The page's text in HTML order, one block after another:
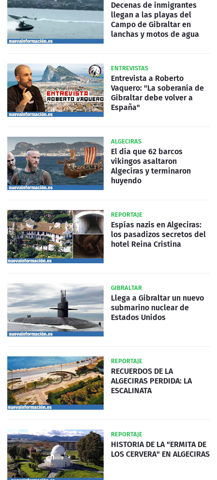
Decenas de inmigrantes
llegan a las playas del
Campo de Gibraltar en
lanchas y motos de agua
ENTREVISTAS
Entrevista a Roberto
Vaquero: "La soberanía de
Gibraltar debe volver a
España"
ALGECIRAS
El día que 62 barcos
vikingos asaltaron
Algeciras y terminaron
huyendo
REPORTAJE
Espías nazis en Algeciras:
los pasadizos secretos del
hotel Reina Cristina
GIBRALTAR
Llega a Gibraltar un nuevo
submarino nuclear de
Estados Unidos
REPORTAJE
RECUERDOS DE LA
ALGECIRAS PERDIDA: LA
ESCALINATA
REPORTAJE
HISTORIA DE LA "ERMITA DE
LOS CERVERA" EN ALGECIRAS